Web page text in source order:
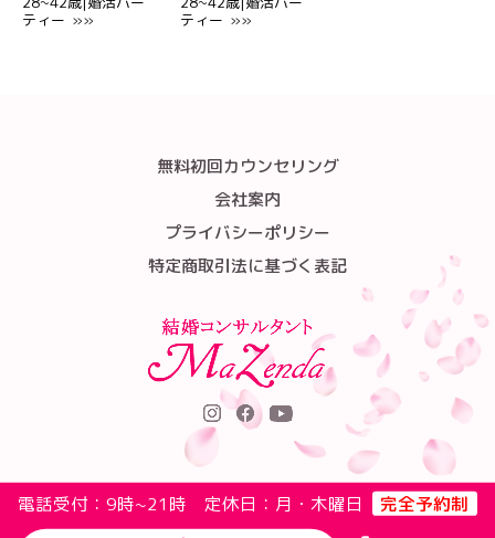
ティー »»
ティー »»
無料初回カウンセリング
会社案内
プライバシーポリシー
特定商取引法に基づく表記
電話受付：9時~21時 定休日：月・木曜日 完全予約制